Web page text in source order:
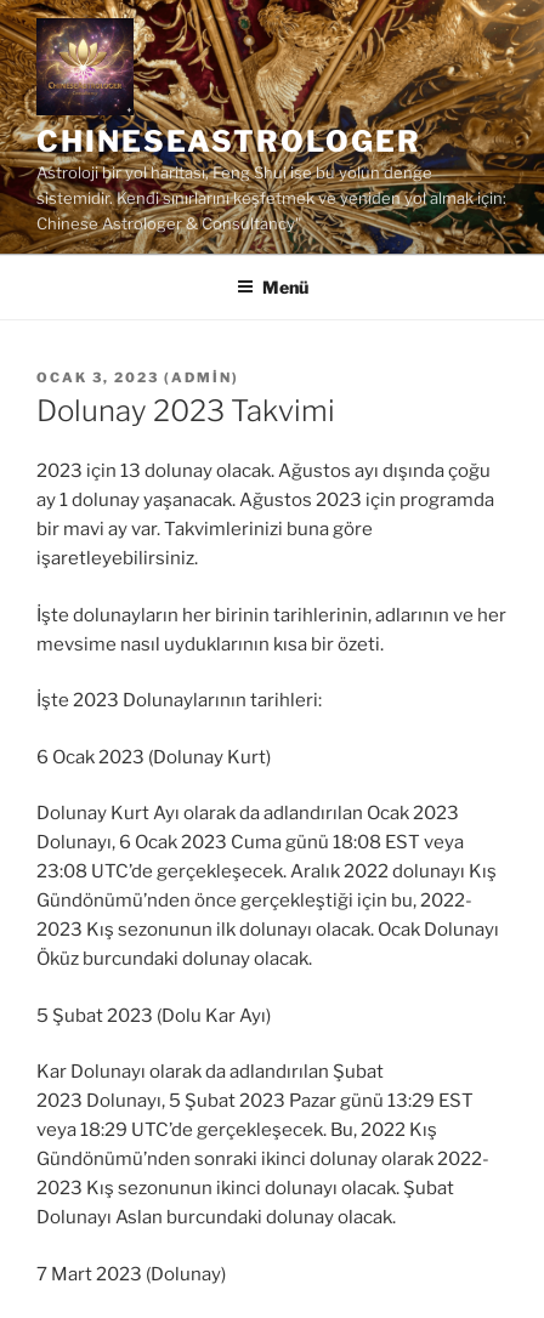
İçeriğe
geç
CHINESEASTROLOGER
Astroloji bir yol haritası, Feng Shui ise bu yolun denge
sistemidir. Kendi sınırlarını keşfetmek ve yeniden yol almak için:
Chinese Astrologer & Consultancy"
Menü
YAYIM
TARIHI
OCAK 3, 2023 ( ADMIN)
Dolunay 2023 Takvimi
2023 için 13 dolunay olacak. Ağustos ayı dışında çoğu
ay 1 dolunay yaşanacak. Ağustos 2023 için programda
bir mavi ay var. Takvimlerinizi buna göre
işaretleyebilirsiniz.
İşte dolunayların her birinin tarihlerinin, adlarının ve her
mevsime nasıl uyduklarının kısa bir özeti.
İşte 2023 Dolunaylarının tarihleri:
6 Ocak 2023 (Dolunay Kurt)
Dolunay Kurt Ayı olarak da adlandırılan Ocak 2023
Dolunayı, 6 Ocak 2023 Cuma günü 18:08 EST veya
23:08 UTC’de gerçekleşecek. Aralık 2022 dolunayı Kış
Gündönümü’nden önce gerçekleştiği için bu, 2022-
2023 Kış sezonunun ilk dolunayı olacak. Ocak Dolunayı
Öküz burcundaki dolunay olacak.
5 Şubat 2023 (Dolu Kar Ayı)
Kar Dolunayı olarak da adlandırılan Şubat
2023 Dolunayı, 5 Şubat 2023 Pazar günü 13:29 EST
veya 18:29 UTC’de gerçekleşecek. Bu, 2022 Kış
Gündönümü’nden sonraki ikinci dolunay olarak 2022-
2023 Kış sezonunun ikinci dolunayı olacak. Şubat
Dolunayı Aslan burcundaki dolunay olacak.
7 Mart 2023 (Dolunay)